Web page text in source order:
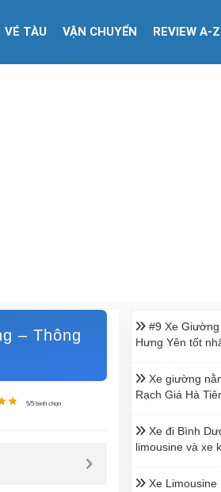
VÉ TÀU VẬN CHUYỂN REVIEW A-Z
– Thông
5/5 bình chọn
#9 Xe
Hưng Yên tốt
Xe giường
Rạch Giá Hà
Xe đi Bình
limousine và xe
Xe Limousine